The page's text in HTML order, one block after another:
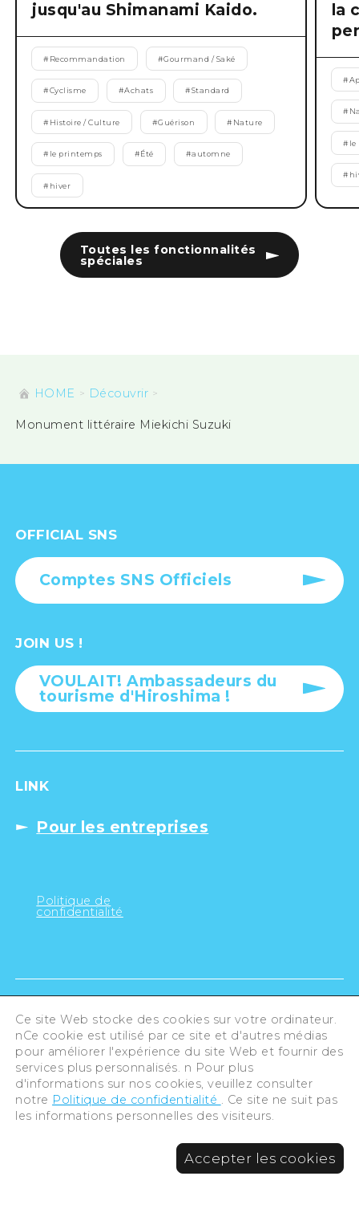
Toutes les fonctionnalités
spéciales
jusqu'au Shimanami Kaido.
# Recommandation #Gourmand / Saké
#Cyclisme #Achats #Standard
# Histoire / Culture #Guérison # Nature
# le printemps #Été #automne
# hiver
la
#
#
# le
#
HOME Découvrir
Monument littéraire Miekichi Suzuki
OFFICIAL SNS
Comptes SNS Officiels
JOIN US !
VOULAIT! Ambassadeurs du
tourisme d'Hiroshima !
LINK
Pour les entreprises
Politique de
confidentialité
©Hiroshima Tourism Association /
Hiroshima Prefecture / Hiroshima City .
All rights reserved
Ce site Web stocke des cookies sur votre ordinateur.
nCe cookie est utilisé par ce site et d'autres médias
pour améliorer l'expérience du site Web et fournir des
services plus personnalisés. n Pour plus
d'informations sur nos cookies, veuillez consulter
notre Politique de confidentialité . Ce site ne suit pas
les informations personnelles des visiteurs.
Accepter les cookies